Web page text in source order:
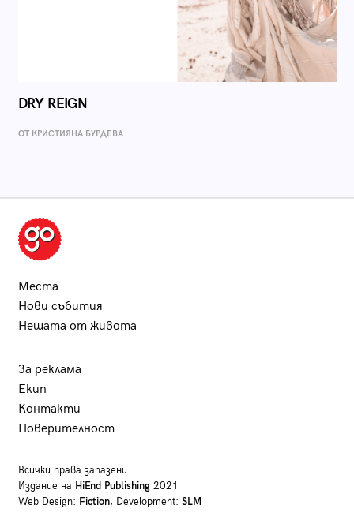
DRY REIGN
ОТ КРИСТИЯНА БУРДЕВА
Места
Нови събития
Нещата от живота
За реклама
Екип
Контакти
Поверителност
Всички права запазени.
Издание на HiEnd Publishing2021
Web Design: Fiction, Development: SLM